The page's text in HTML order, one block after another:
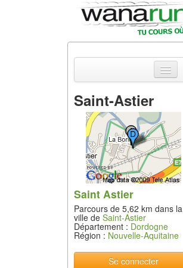
Actualités
Equipements &
Tests
Parcours &
Courses
Outils & Réseaux
Saint-Astier
Saint Astier
Parcours de 5,62 km dans la
ville de Saint-Astier
Département : Dordogne
Région : Nouvelle-Aquitaine
Se connecter